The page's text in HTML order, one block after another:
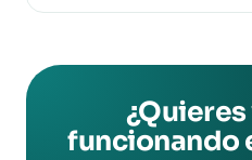
funcionando